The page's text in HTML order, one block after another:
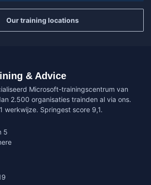
Our training locations
& Advice
Microsoft-trainingscentrum van
2.500 organisaties trainden al via ons.
werkwijze. Springest score 9,1.
5